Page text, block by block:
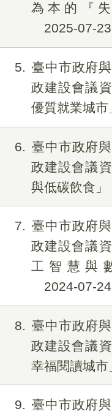
為本的『
2025-07-23
5
臺中市政府
政建設會議
優質就業城市
6
臺中市政府
政建設會議
與低碳飲食」
7
臺中市政府
政建設會議
工智慧與
2024-07-24
8
臺中市政府
政建設會議
幸福閱讀城市
9
臺中市政府